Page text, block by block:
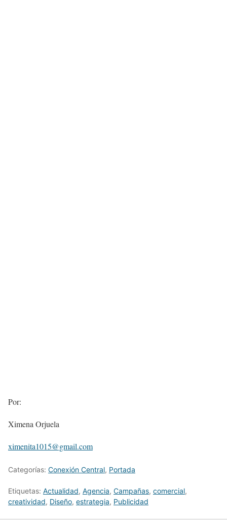
Por:
Ximena Orjuela
ximenita1015@gmail.com
Categorías: Conexión Central, Portada
Etiquetas: Actualidad, Agencia, Campañas, comercial,
creatividad, Diseño, estrategia, Publicidad